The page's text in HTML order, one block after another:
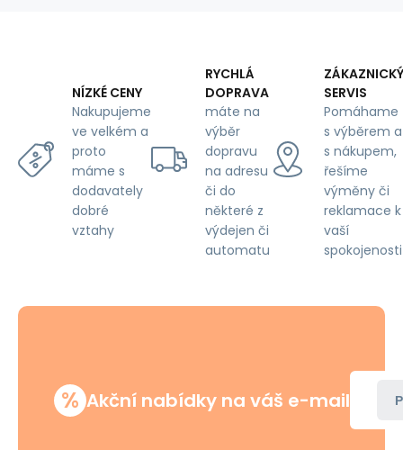
NÍZKÉ CENY
Nakupujeme
ve velkém a
proto
máme s
dodavately
dobré
vztahy
RYCHLÁ
DOPRAVA
máte na
výběr
dopravu
na adresu
či do
některé z
výdejen či
automatu
ZÁKAZNICKÝ
SERVIS
Pomáhame
s výběrem a
s nákupem,
řešíme
výměny či
reklamace k
vaší
spokojenosti
% Akční nabídky na váš e-mail